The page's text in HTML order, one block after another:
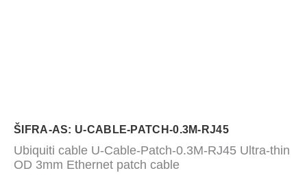
ŠIFRA-AS: U-CABLE-PATCH-0.3M-RJ45
Ubiquiti cable U-Cable-Patch-0.3M-RJ45 Ultra-thin
OD 3mm Ethernet patch cable